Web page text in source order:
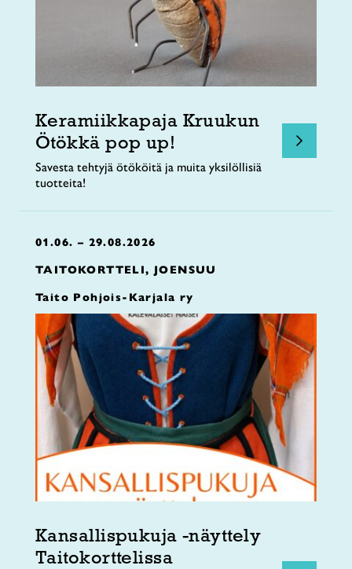
Keramiikkapaja Kruukun
Ötökkä pop up!
Savesta tehtyjä ötököitä ja muita yksilöllisiä
tuotteita!
01.06. – 29.08.2026
TAITOKORTTELI, JOENSUU
Taito Pohjois-Karjala ry
Kansallispukuja -näyttely
Taitokorttelissa